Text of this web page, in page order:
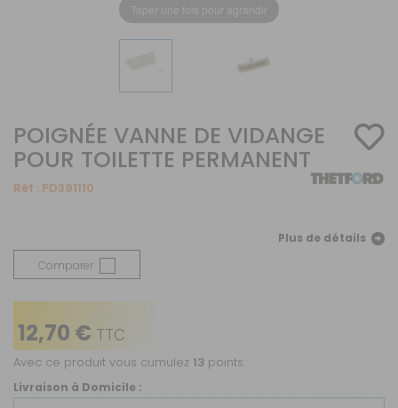
Taper une fois pour agrandir
POIGNÉE VANNE DE VIDANGE
POUR TOILETTE PERMANENT
Réf : PD391110
Plus de détails
Comparer
12,70 € TTC
Avec ce produit vous cumulez 13 points.
Livraison à Domicile :